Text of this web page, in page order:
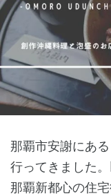
那覇市安謝にあ
行ってきました
那覇新都心の住